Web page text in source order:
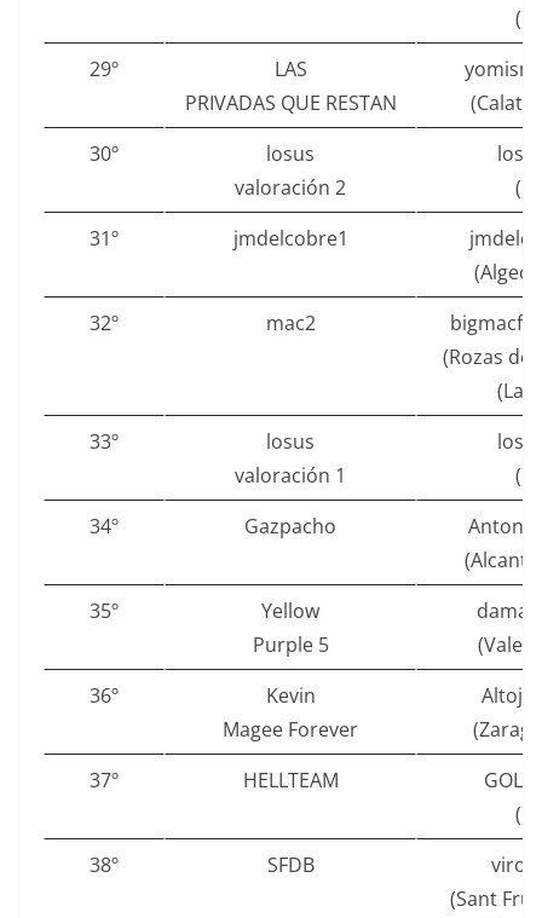
()
29º
LAS
PRIVADAS QUE RESTAN
30º
losus
valoración 2
()
31º
jmdelcobre1
32º
mac2
(Rozas de
33º
losus
valoración 1
()
34º
Gazpacho
35º
Yellow
Purple 5
36º
Kevin
Magee Forever
37º
HELLTEAM
()
38º
SFDB
(Sant